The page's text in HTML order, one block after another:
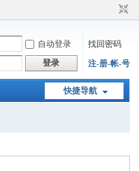
自动登录
找回密码
登录 注-册-帐-号
快捷导航